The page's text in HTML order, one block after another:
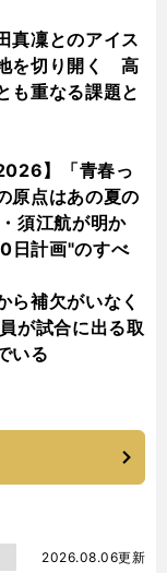
真凜とのアイス
を切り開く 高
も重なる課題と
】「青春っ
原点はあの夏の
須江航が明か
日計画"のすべ
ら補欠がいなく
が試合に出る取
いる
2026.08.06更新